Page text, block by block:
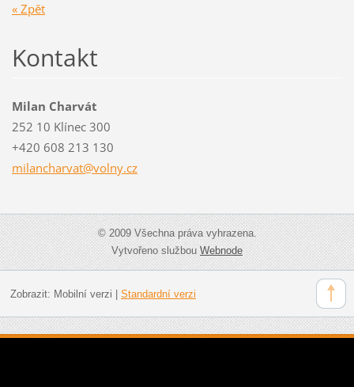
« Zpět
Kontakt
Milan Charvát
252 10 Klínec 300
+420 608 213 130
milancharvat@volny.cz
© 2009 Všechna práva vyhrazena.
Vytvořeno službouWebnode
Zobrazit: Mobilní verzi Standardní verzi